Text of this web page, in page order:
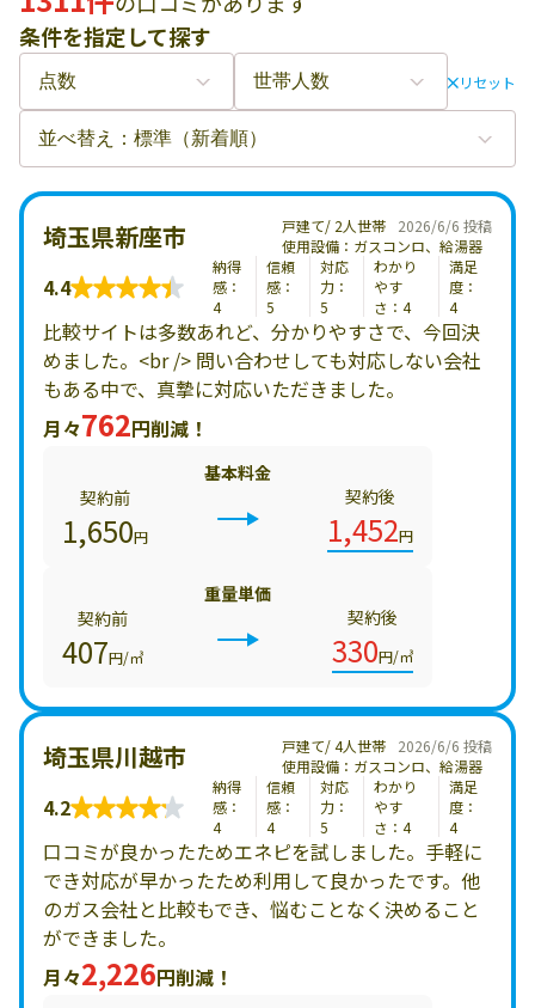
条件を指定して探す
リセット
2026/6/6 投稿
埼玉県新座市
戸建て/ 2人世帯
使用設備：ガスコンロ、給湯器
4.4
納得
感：
4
信頼
感：
5
対応
力：
5
わかり
やす
さ：4
満足
度：
4
比較サイトは多数あれど、分かりやすさで、今回決
めました。<br /> 問い合わせしても対応しない会社
もある中で、真摯に対応いただきました。
月々762円削減！
基本料金
契約前
1,650円
契約後
1,452円
重量単価
契約前
407円/㎥
契約後
330円/㎥
2026/6/6 投稿
埼玉県川越市
戸建て/ 4人世帯
使用設備：ガスコンロ、給湯器
4.2
納得
感：
4
信頼
感：
4
対応
力：
5
わかり
やす
さ：4
満足
度：
4
口コミが良かったためエネピを試しました。手軽に
でき対応が早かったため利用して良かったです。他
のガス会社と比較もでき、悩むことなく決めること
ができました。
月々2,226円削減！